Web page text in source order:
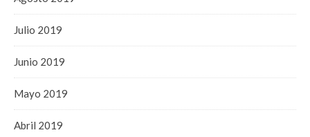
Julio 2019
Junio 2019
Mayo 2019
Abril 2019